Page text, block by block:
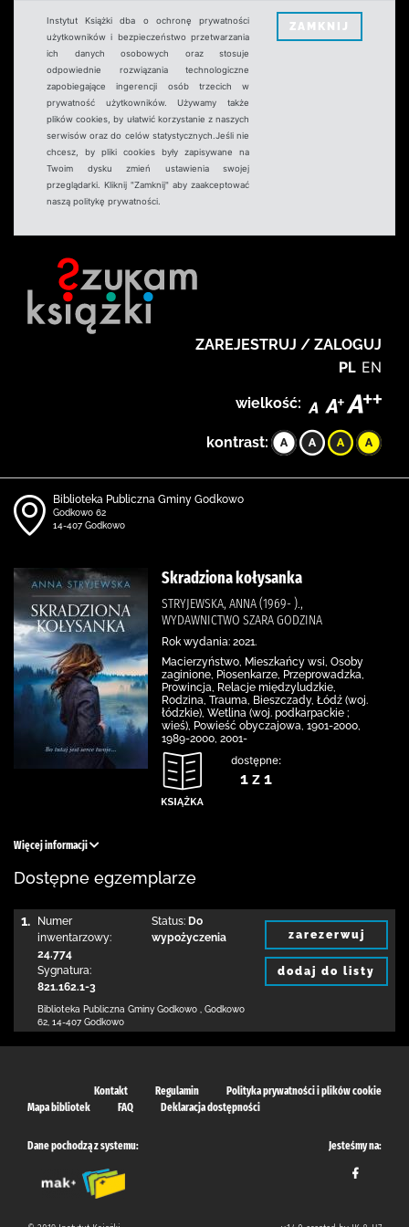
Instytut Książki dba o ochronę prywatności
użytkowników i bezpieczeństwo przetwarzania
ich danych osobowych oraz stosuje
odpowiednie rozwiązania technologiczne
zapobiegające ingerencji osób trzecich w
prywatność użytkowników. Używamy także
plików cookies, by ułatwić korzystanie z naszych
serwisów oraz do celów statystycznych.Jeśli nie
chcesz, by pliki cookies były zapisywane na
Twoim dysku zmień ustawienia swojej
przeglądarki. Kliknij "Zamknij" aby zaakceptować
naszą politykę prywatności.
ZAMKNIJ
ZAREJESTRUJ / ZALOGUJ
PL EN
wielkość:
kontrast:
Biblioteka Publiczna Gminy Godkowo
Godkowo 62
14-407 Godkowo
Skradziona kołysanka
STRYJEWSKA, ANNA (1969- ).,
WYDAWNICTWO SZARA GODZINA
Rok wydania: 2021.
Macierzyństwo, Mieszkańcy wsi, Osoby
zaginione, Piosenkarze, Przeprowadzka,
Prowincja, Relacje międzyludzkie,
Rodzina, Trauma, Bieszczady, Łódź (woj.
łódzkie), Wetlina (woj. podkarpackie ;
wieś), Powieść obyczajowa, 1901-2000,
1989-2000, 2001-
dostępne:
1 z 1
Więcej informacji
Dostępne egzemplarze
1.
Numer
inwentarzowy:
24.774
Sygnatura:
821.162.1-3
Status: Do
wypożyczenia
Biblioteka Publiczna Gminy Godkowo
Godkowo
62 14-407 Godkowo
zarezerwuj
dodaj do listy
Kontakt Regulamin
Polityka prywatności i plików cookie
Mapa bibliotek
FAQ Deklaracja dostępności
Dane pochodzą z systemu: Jesteśmy na: